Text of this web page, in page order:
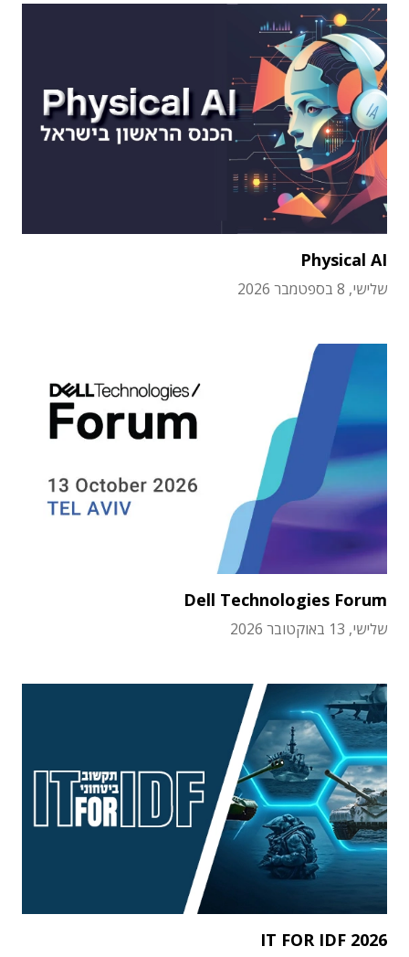
Physical AI
שלישי, 8 בספטמבר 2026
Dell Technologies Forum
שלישי, 13 באוקטובר 2026
IT FOR IDF 2026